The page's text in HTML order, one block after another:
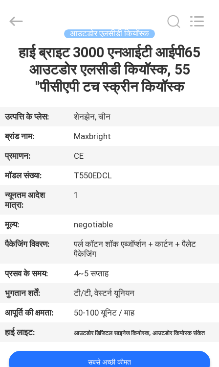
हमारे
बारे
में
फैक्टरी
यात्रा
गुणवत्ता
नियंत्रण
हमसे
संपर्क
करें
(Shenzhen)
Reserved.
आउटडोर एलसीडी कियॉस्क
हाई ब्राइट 3000 एनआईटी आईपी65
आउटडोर एलसीडी कियॉस्क, 55
"पीसीएपी टच स्क्रीन कियॉस्क
उत्पत्ति के प्लेस:
शेनझेन, चीन
ब्रांड नाम:
Maxbright
प्रमाणन:
CE
मॉडल संख्या:
T550EDCL
न्यूनतम आदेश
मात्रा:
1
मूल्य:
negotiable
पैकेजिंग विवरण:
पर्ल कॉटन शॉक एब्जॉर्प्शन + कार्टन + पैलेट
पैकेजिंग
प्रसव के समय:
4~5 सप्ताह
भुगतान शर्तें:
टी/टी, वेस्टर्न यूनियन
आपूर्ति की क्षमता:
50-100 यूनिट / माह
हाई लाइट:
आउटडोर डिजिटल साइनेज कियोस्क,आउटडोर कियोस्क संकेत
सबसे अच्छी कीमत